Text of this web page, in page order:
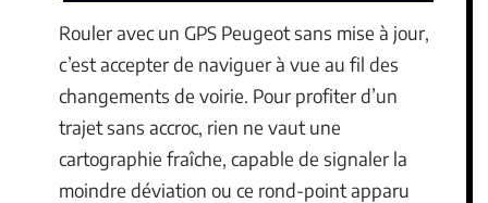
Rouler avec un GPS Peugeot sans mise à jour,
c’est accepter de naviguer à vue au fil des
changements de voirie. Pour profiter d’un
trajet sans accroc, rien ne vaut une
cartographie fraîche, capable de signaler la
moindre déviation ou ce rond-point apparu